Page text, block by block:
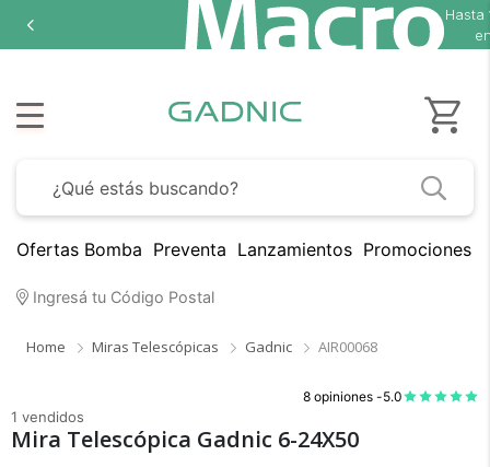
Hasta
Ofertas Bomba Preventa Lanzamientos Promociones
Ingresá tu Código Postal
Home Miras Telescópicas Gadnic AIR00068
8 opiniones -5.0
1 vendidos
Mira Telescópica Gadnic 6-24X50